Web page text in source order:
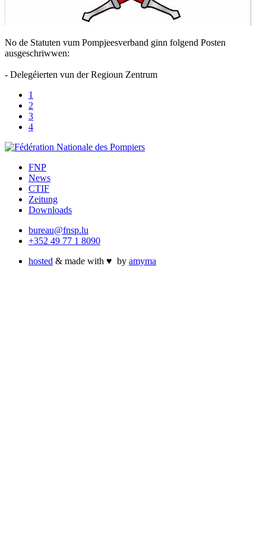
No de Statuten vum Pompjeesverband ginn folgend Posten
ausgeschriwwen:
- Delegéierten vun der Regioun Zentrum
1
2
3
4
FNP
News
CTIF
Zeitung
Downloads
bureau@fnsp.lu
+352 49 77 1 8090
hosted & made with ♥ by amyma